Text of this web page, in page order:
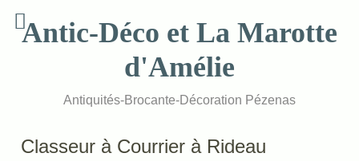
contentAntic-Déco et La Marotte
d'Amélie
Antiquités-Brocante-Décoration Pézenas
Classeur à Courrier à Rideau